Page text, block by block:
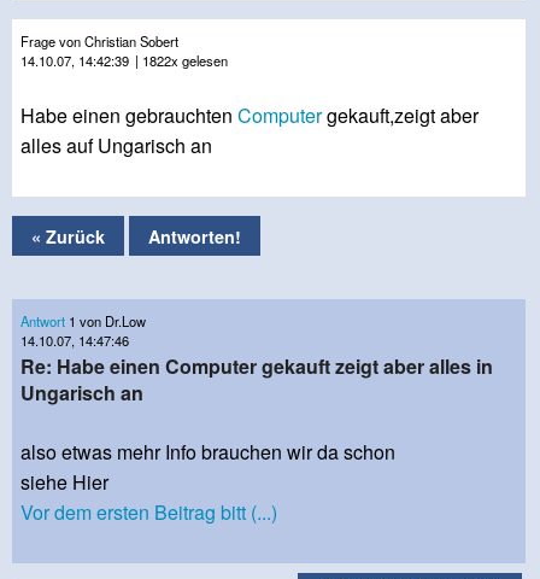
Frage von Christian Sobert
14.10.07, 14:42:39 | 1822x gelesen
Habe einen gebrauchten Computergekauft,zeigt aber
alles auf Ungarisch an
« Zurück Antworten!
Antwort 1 von Dr.Low
14.10.07, 14:47:46
Re: Habe einen Computer gekauft zeigt aber alles in
Ungarisch an
also etwas mehr Info brauchen wir da schon
siehe Hier
Vor dem ersten Beitrag bitt (...)